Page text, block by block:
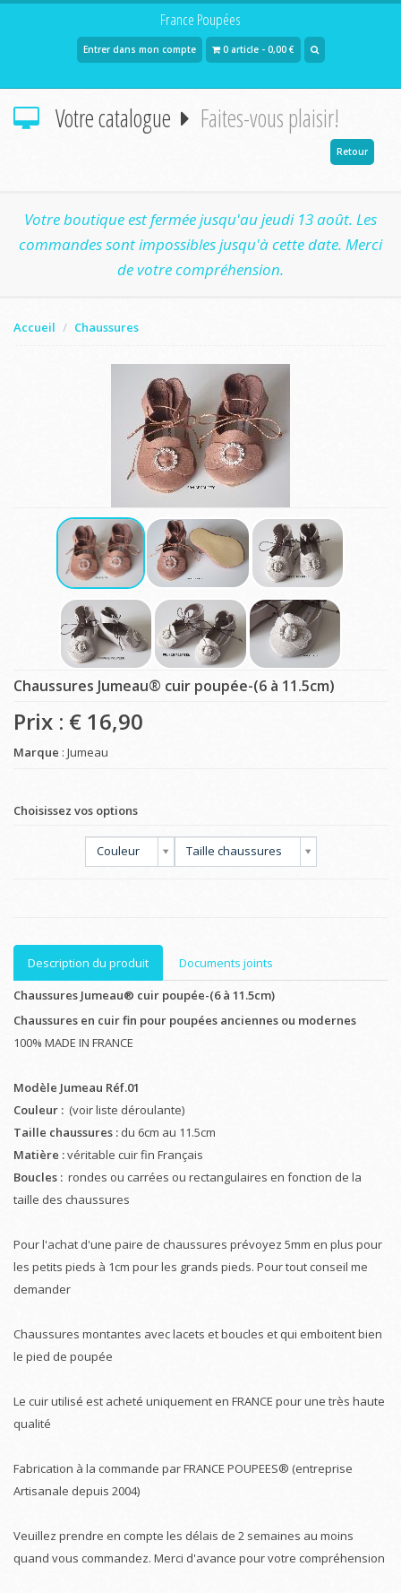
France Poupées
Entrer dans mon compte 0 article - 0,00 €
Votre catalogue Faites-vous plaisir!
Retour
Votre boutique est fermée jusqu'au jeudi 13 août. Les
commandes sont impossibles jusqu'à cette date. Merci
de votre compréhension.
Accueil Chaussures
Chaussures Jumeau® cuir poupée-(6 à 11.5cm)
Prix : € 16,90
Marque : Jumeau
Choisissez vos options
Couleur Taille chaussures
Description du produit
Documents joints
Chaussures Jumeau® cuir poupée-(6 à 11.5cm)
Chaussures en cuir fin pour poupées anciennes ou modernes
100% MADE IN FRANCE
Modèle Jumeau Réf.01
Couleur : (voir liste déroulante)
Taille chaussures : du 6cm au 11.5cm
Matière :véritable cuir fin Français
Boucles : rondes ou carrées ou rectangulaires en fonction de la
taille des chaussures
Pour l'achat d'une paire de chaussures prévoyez 5mm en plus pour
les petits pieds à 1cm pour les grands pieds. Pour tout conseil me
demander
Chaussures montantes avec lacets et boucles et qui emboitent bien
le pied de poupée
Le cuir utilisé est acheté uniquement en FRANCE pour une très haute
qualité
Fabrication à la commande par FRANCE POUPEES® (entreprise
Artisanale depuis 2004)
Veuillez prendre en compte les délais de 2 semaines au moins
quand vous commandez. Merci d'avance pour votre compréhension